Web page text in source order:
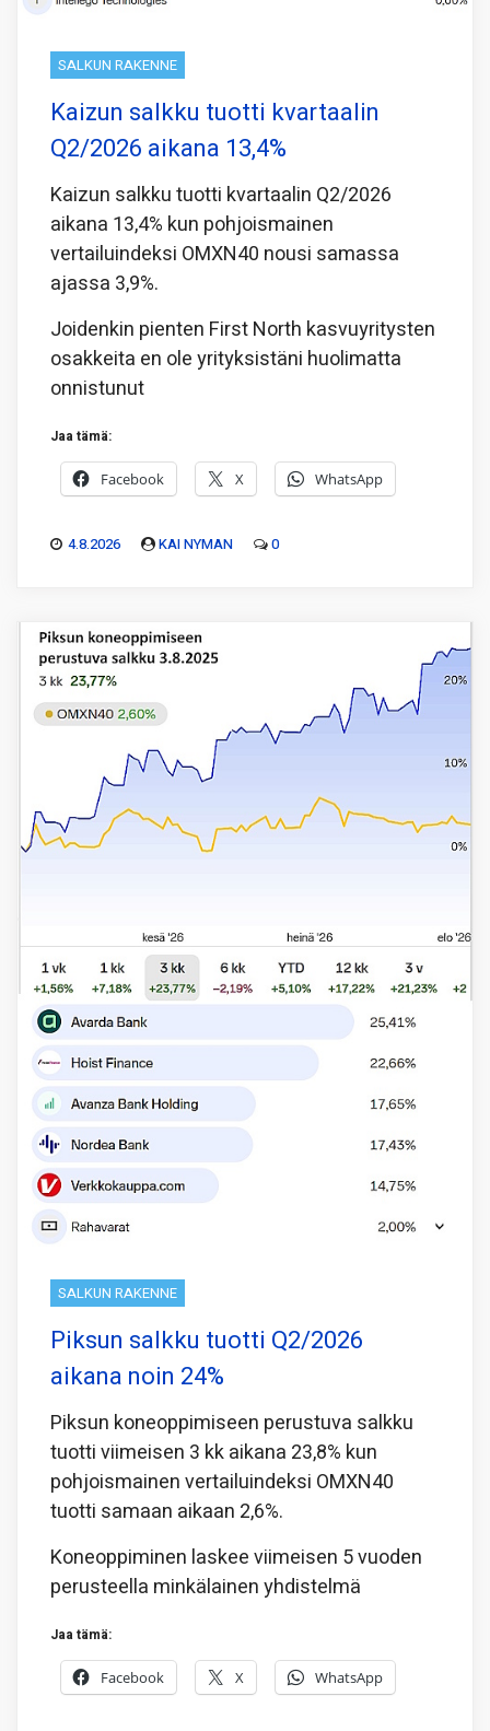
SALKUN RAKENNE
Kaizun salkku tuotti kvartaalin
Q2/2026 aikana 13,4%
Kaizun salkku tuotti kvartaalin Q2/2026
aikana 13,4% kun pohjoismainen
vertailuindeksi OMXN40 nousi samassa
ajassa 3,9%.
Joidenkin pienten First North kasvuyritysten
osakkeita en ole yrityksistäni huolimatta
onnistunut
Jaa tämä:
Facebook X WhatsApp
4.8.2026 KAI NYMAN 0
SALKUN RAKENNE
Piksun salkku tuotti Q2/2026
aikana noin 24%
Piksun koneoppimiseen perustuva salkku
tuotti viimeisen 3 kk aikana 23,8% kun
pohjoismainen vertailuindeksi OMXN40
tuotti samaan aikaan 2,6%.
Koneoppiminen laskee viimeisen 5 vuoden
perusteella minkälainen yhdistelmä
Jaa tämä:
Facebook X WhatsApp